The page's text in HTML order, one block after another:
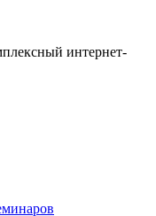
интернет-